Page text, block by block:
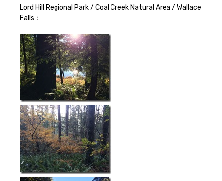
Lord Hill Regional Park / Coal Creek Natural Area / Wallace
Falls：